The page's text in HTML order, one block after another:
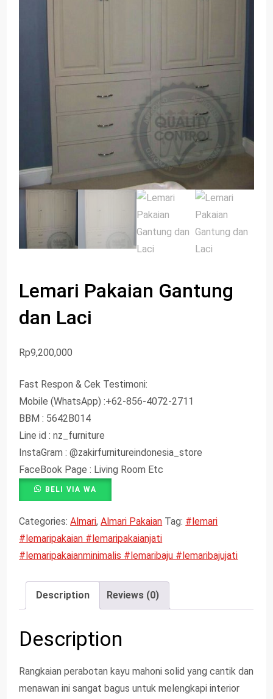
Lemari Pakaian Gantung
dan Laci
Rp9,200,000
Fast Respon & Cek Testimoni:
Mobile (WhatsApp) :+62-856-4072-2711
BBM : 5642B014
Line id : nz_furniture
InstaGram : @zakirfurnitureindonesia_store
FaceBook Page : Living Room Etc
BELI VIA WA
Categories:Almari,Almari Pakaian Tag: #lemari
#lemaripakaian #lemaripakaianjati
#lemaripakaianminimalis #lemaribaju #lemaribajujati
Description
Reviews (0)
Description
Rangkaian perabotan kayu mahoni solid yang cantik dan
menawan ini sangat bagus untuk melengkapi interior